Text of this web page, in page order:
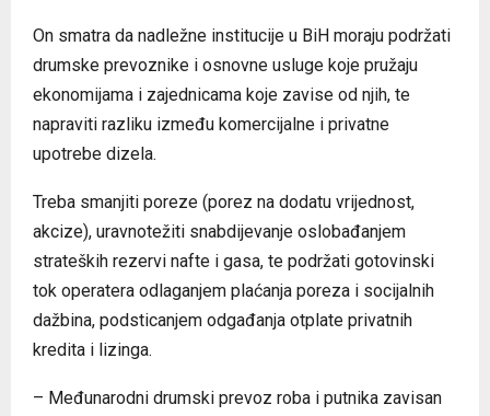
On smatra da nadležne institucije u BiH moraju podržati
drumske prevoznike i osnovne usluge koje pružaju
ekonomijama i zajednicama koje zavise od njih, te
napraviti razliku između komercijalne i privatne
upotrebe dizela.
Treba smanjiti poreze (porez na dodatu vrijednost,
akcize), uravnotežiti snabdijevanje oslobađanjem
strateških rezervi nafte i gasa, te podržati gotovinski
tok operatera odlaganjem plaćanja poreza i socijalnih
dažbina, podsticanjem odgađanja otplate privatnih
kredita i lizinga.
– Međunarodni drumski prevoz roba i putnika zavisan